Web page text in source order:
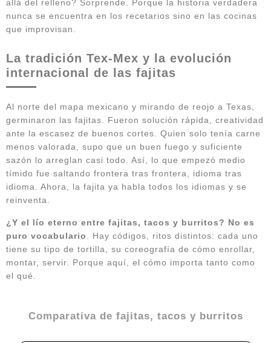
allá del relleno? Sorprende. Porque la historia verdadera
nunca se encuentra en los recetarios sino en las cocinas
que improvisan.
La tradición Tex-Mex y la evolución
internacional de las fajitas
Al norte del mapa mexicano y mirando de reojo a Texas,
germinaron las fajitas. Fueron solución rápida, creatividad
ante la escasez de buenos cortes. Quien solo tenía carne
menos valorada, supo que un buen fuego y suficiente
sazón lo arreglan casi todo. Así, lo que empezó medio
tímido fue saltando frontera tras frontera, idioma tras
idioma. Ahora, la fajita ya habla todos los idiomas y se
reinventa.
¿Y el lío eterno entre fajitas, tacos y burritos? No es
puro vocabulario
. Hay códigos, ritos distintos: cada uno
tiene su tipo de tortilla, su coreografía de cómo enrollar,
montar, servir. Porque aquí, el cómo importa tanto como
el qué.
Comparativa de fajitas, tacos y burritos